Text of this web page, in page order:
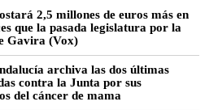
2,5 millones de euros más en
que la pasada legislatura por la
Gavira (Vox)
archiva las dos últimas
contra la Junta por sus
del cáncer de mama